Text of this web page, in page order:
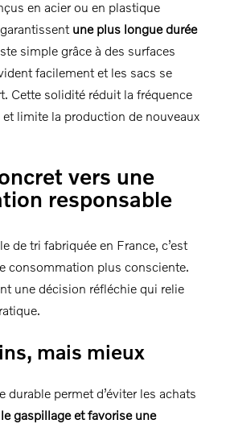
en acier ou en plastique
une plus longue durée
simple grâce à des surfaces
facilement et les sacs se
Cette solidité réduit la fréquence
limite la production de nouveaux
vers une
responsable
de tri fabriquée en France, c’est
consommation plus consciente.
une décision réfléchie qui relie
mais mieux
durable permet d’éviter les achats
gaspillage et favorise une